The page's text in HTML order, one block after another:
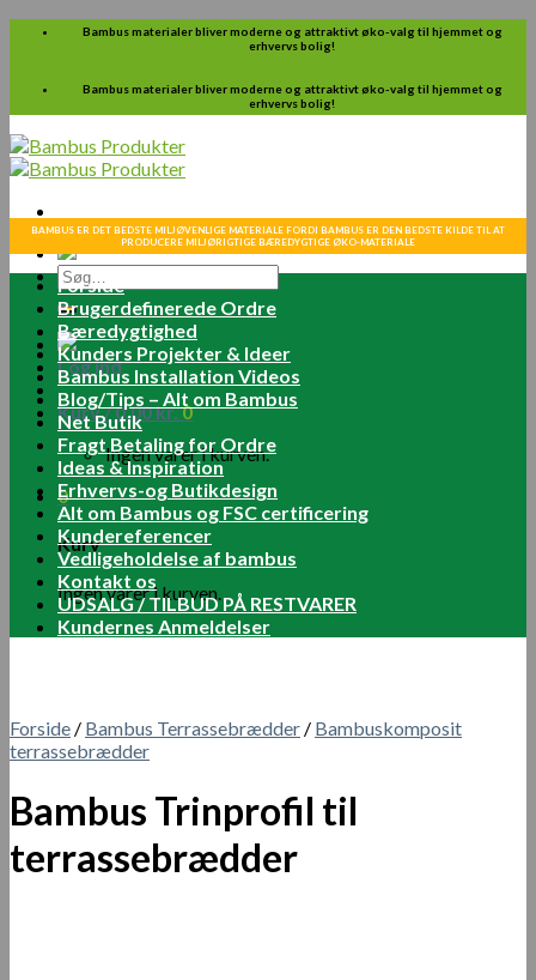
Skip
Bambus materialer bliver moderne og attraktivt øko-valg til hjemmet og
erhvervs bolig!
Bambus materialer bliver moderne og attraktivt øko-valg til hjemmet og
erhvervs bolig!
Søg
efter:
Log ind
Kurv /0.00kr.0
Ingen varer i kurven.
0
Kurv
Ingen varer i kurven.
BAMBUS ER DET BEDSTE MILJØVENLIGE MATERIALE FORDI BAMBUS ER DEN BEDSTE KILDE TIL AT
PRODUCERE MILJØRIGTIGE BÆREDYGTIGE ØKO-MATERIALE
Forside
Brugerdefinerede Ordre
Bæredygtighed
Kunders Projekter & Ideer
Bambus Installation Videos
Blog/Tips – Alt om Bambus
Net Butik
Fragt Betaling for Ordre
Ideas & Inspiration
Erhvervs-og Butikdesign
Alt om Bambus og FSC certificering
Kundereferencer
Vedligeholdelse af bambus
Kontakt os
UDSALG / TILBUD PÅ RESTVARER
Kundernes Anmeldelser
Forside / Bambus Terrassebrædder / Bambuskomposit
terrassebrædder
Bambus Trinprofil til
terrassebrædder